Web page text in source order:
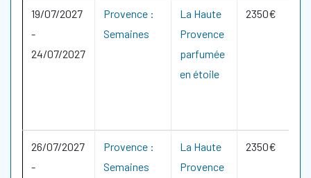
19/07/2027
-
24/07/2027
Provence :
Semaines
La Haute
Provence
parfumée
en étoile
2350€
26/07/2027
-
Provence :
Semaines
La Haute
Provence
2350€